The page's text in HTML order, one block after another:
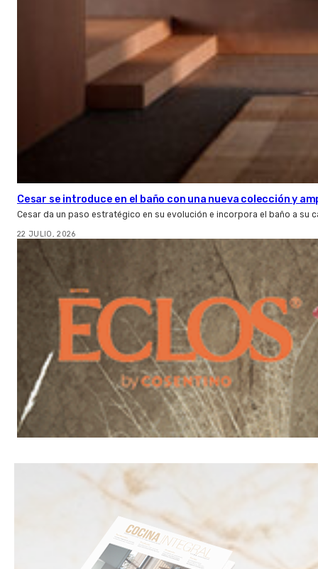
Cesar se introduce en el baño con una nueva colección y
Cesar da un paso estratégico en su evolución e incorpora el baño a su
22 JULIO, 2026